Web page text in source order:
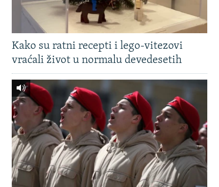
Kako su ratni recepti i lego-vitezovi
vraćali život u normalu devedesetih